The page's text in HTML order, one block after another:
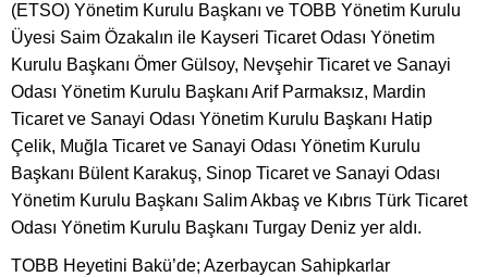
(ETSO) Yönetim Kurulu Başkanı ve TOBB Yönetim Kurulu
Üyesi Saim Özakalın ile Kayseri Ticaret Odası Yönetim
Kurulu Başkanı Ömer Gülsoy, Nevşehir Ticaret ve Sanayi
Odası Yönetim Kurulu Başkanı Arif Parmaksız, Mardin
Ticaret ve Sanayi Odası Yönetim Kurulu Başkanı Hatip
Çelik, Muğla Ticaret ve Sanayi Odası Yönetim Kurulu
Başkanı Bülent Karakuş, Sinop Ticaret ve Sanayi Odası
Yönetim Kurulu Başkanı Salim Akbaş ve Kıbrıs Türk Ticaret
Odası Yönetim Kurulu Başkanı Turgay Deniz yer aldı.
TOBB Heyetini Bakü’de; Azerbaycan Sahipkarlar